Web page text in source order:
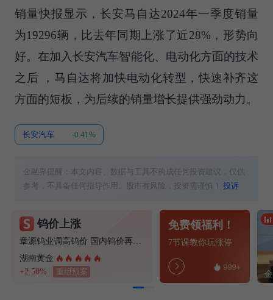
销量快报显示，长安马自达2024年一季度销量
为19296辆，比去年同期上涨了近28%，形势向
好。在加入长安汽车智能化、电动化方面的技术
之后 ，马自达将加快电动化转型，快速补齐这
方面的短板，为后续的销量增长提供强劲动力。
长安汽车 -0.41%
金融界提醒：本文内容、数据与工具不构成任何投资建议，仅供
参考，不具备任何指导作用。股市有风险，投资需谨慎！投诉
钨价上涨
湖南黄金
+2.50%
重组预案
免费领福利！
7节课教你玩涨停